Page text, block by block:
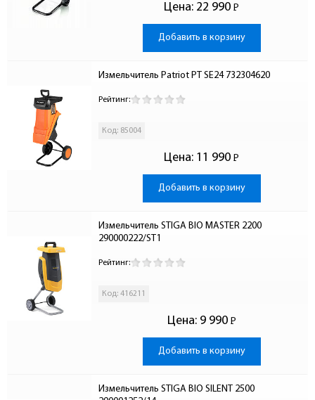
Цена: 22 990 Р
-
Добавить в корзину
Измельчитель Patriot PT SE24 732304620
Рейтинг:
Код: 85004
Цена: 11 990 Р
-
Добавить в корзину
Измельчитель STIGA BIO MASTER 2200
290000222/ST1
Рейтинг:
Код: 416211
Цена: 9 990 Р
-
Добавить в корзину
Измельчитель STIGA BIO SILENT 2500